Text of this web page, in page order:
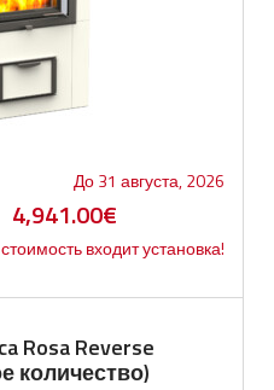
До 31 августа, 2026
Первоначальная
4,941.00€Текущая
цена:
4,941.00€.
входит установка!
Rosa Reverse
количество)